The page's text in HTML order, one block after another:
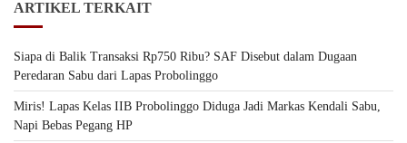
ARTIKEL TERKAIT
Siapa di Balik Transaksi Rp750 Ribu? SAF Disebut dalam Dugaan
Peredaran Sabu dari Lapas Probolinggo
Miris! Lapas Kelas IIB Probolinggo Diduga Jadi Markas Kendali Sabu,
Napi Bebas Pegang HP